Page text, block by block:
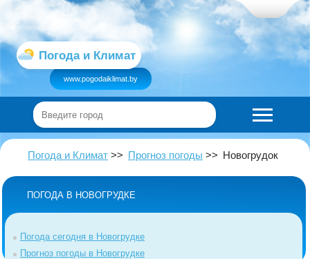
Погода и Климат
www.pogodaiklimat.by
Погода и Климат Прогноз погоды Новогрудок
ПОГОДА В НОВОГРУДКЕ
Погода сегодня в Новогрудке
Прогноз погоды в Новогрудке